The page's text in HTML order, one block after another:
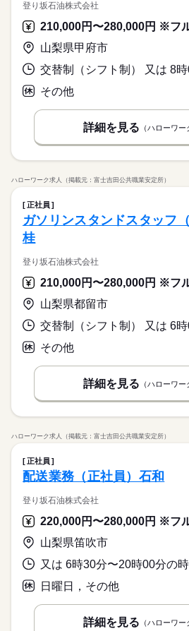
登り坂石油株式会社
山梨県甲府市
その他
詳細を見る （ハローワー
ハローワーク求人（掲載元：富士吉田公共職業安定所）
正社員
ガソリンスタンドスタッフ
桂
登り坂石油株式会社
山梨県都留市
その他
詳細を見る （ハローワー
ハローワーク求人（掲載元：富士吉田公共職業安定所）
正社員
配送業務（正社員）石和
登り坂石油株式会社
山梨県笛吹市
日曜日，その他
詳細を見る （ハローワー